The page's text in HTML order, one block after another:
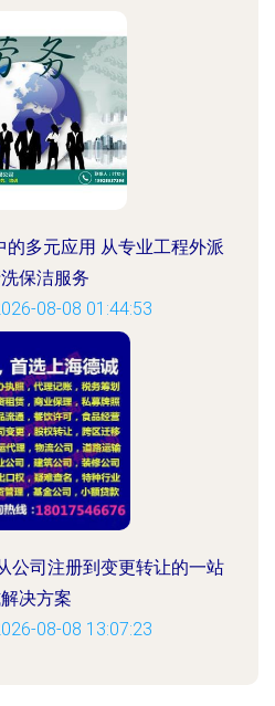
多元应用 从专业工程外派
保洁服务
08-08 01:44:53
公司注册到变更转让的一站
决方案
08-08 13:07:23